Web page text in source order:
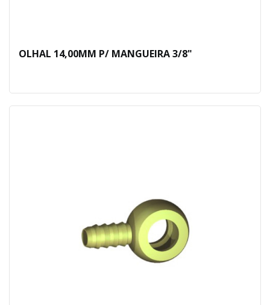
OLHAL 14,00MM P/ MANGUEIRA 3/8"